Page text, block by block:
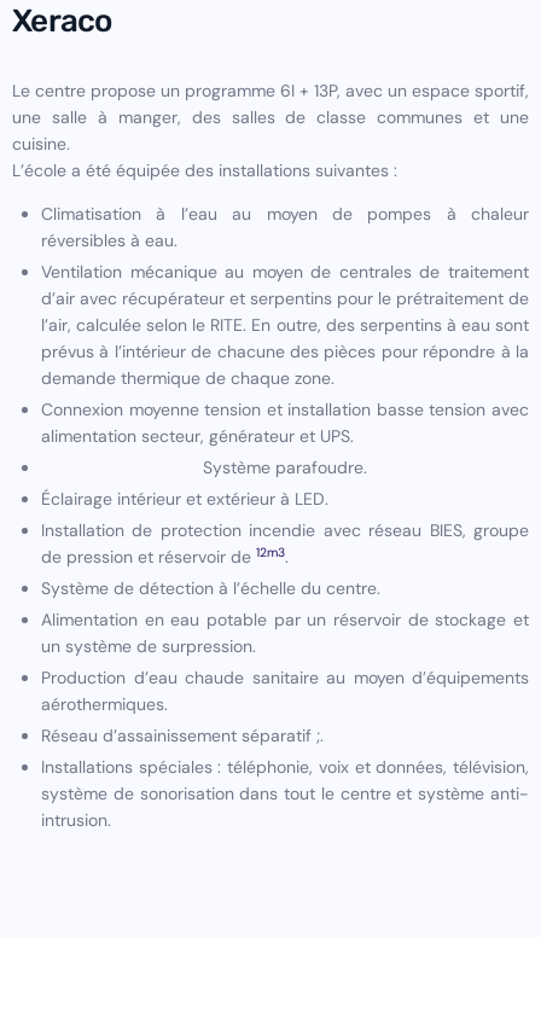
Xeraco
Le centre propose un programme 6I + 13P, avec un espace sportif,
une salle à manger, des salles de classe communes et une
cuisine.
L’école a été équipée des installations suivantes :
Climatisation à l’eau au moyen de pompes à chaleur
réversibles à eau.
Ventilation mécanique au moyen de centrales de traitement
d’air avec récupérateur et serpentins pour le prétraitement de
l’air, calculée selon le RITE. En outre, des serpentins à eau sont
prévus à l’intérieur de chacune des pièces pour répondre à la
demande thermique de chaque zone.
Connexion moyenne tension et installation basse tension avec
alimentation secteur, générateur et UPS.
Système parafoudre.
Éclairage intérieur et extérieur à LED.
Installation de protection incendie avec réseau BIES, groupe
de pression et réservoir de 12m3.
Système de détection à l’échelle du centre.
Alimentation en eau potable par un réservoir de stockage et
un système de surpression.
Production d’eau chaude sanitaire au moyen d’équipements
aérothermiques.
Réseau d’assainissement séparatif ;.
Installations spéciales : téléphonie, voix et données, télévision,
système de sonorisation dans tout le centre et système anti-
intrusion.